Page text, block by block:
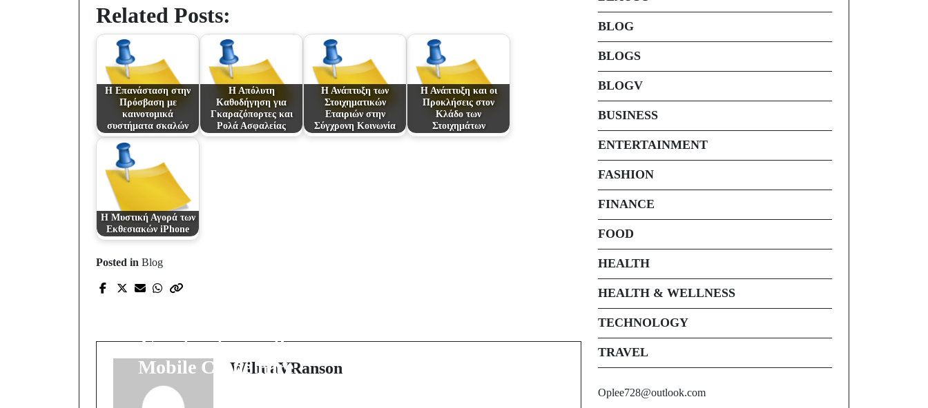
Related Posts:
Η Επανάσταση στην
Πρόσβαση με
καινοτομικά
συστήματα σκαλών
Η Απόλυτη
Καθοδήγηση για
Γκαραζόπορτες και
Ρολά Ασφαλείας
Η Ανάπτυξη των
Στοιχηματικών
Εταιριών στην
Σύγχρονη Κοινωνία
Η Ανάπτυξη και οι
Προκλήσεις στον
Κλάδο των
Στοιχημάτων
Η Μυστική Αγορά των
Εκθεσιακών iPhone
Posted in Blog
The Unseen Power:
Construction with
Mobile Crane Hire
WilmaVRanson
BLOG
BLOGS
BLOGV
BUSINESS
ENTERTAINMENT
FASHION
FINANCE
FOOD
HEALTH
HEALTH & WELLNESS
TECHNOLOGY
TRAVEL
Oplee728@outlook.com